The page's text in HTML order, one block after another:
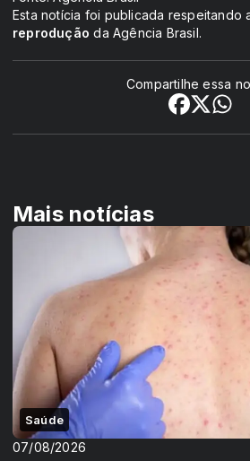
Esta notícia foi publicada respeitando
reprodução da Agência Brasil.
Compartilhe essa
Mais notícias
Saúde
07/08/2026